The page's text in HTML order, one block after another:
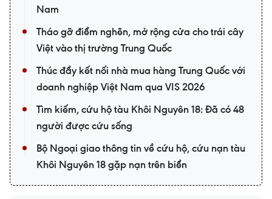
Nam
Tháo gỡ điểm nghẽn, mở rộng cửa cho trái cây
Việt vào thị trường Trung Quốc
Thúc đẩy kết nối nhà mua hàng Trung Quốc với
doanh nghiệp Việt Nam qua VIS 2026
Tìm kiếm, cứu hộ tàu Khôi Nguyên 18: Đã có 48
người được cứu sống
Bộ Ngoại giao thông tin về cứu hộ, cứu nạn tàu
Khôi Nguyên 18 gặp nạn trên biển